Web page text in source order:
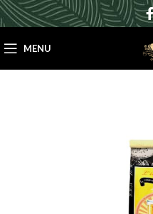
MENU